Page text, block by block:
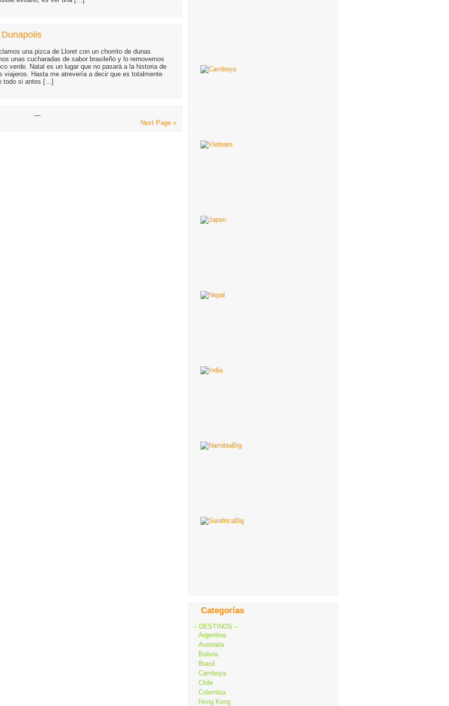
una pizca de Lloret con un chorrito de dunas
unas cucharadas de sabor brasileño y lo removemos
verde. Natal es un lugar que no pasará a la historia de
viajeros. Hasta me atrevería a decir que es totalmente
todo si antes […]
—
Next Page »
Categorías
– DESTINOS –
Argentina
Australia
Bolivia
Brasil
Camboya
Chile
Colombia
Hong Kong